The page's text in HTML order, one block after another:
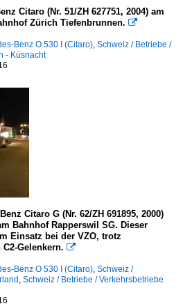
Citaro (Nr. 51/ZH 627751, 2004) am
Zürich Tiefenbrunnen. 
Benz O 530 I (Citaro), Schweiz / Betriebe /
- Küsnacht
Citaro G (Nr. 62/ZH 691895, 2000)
Bahnhof Rapperswil SG. Dieser
Einsatz bei der VZO, trotz
Gelenkern. 
Benz O 530 I (Citaro), Schweiz /
, Schweiz / Betriebe / Verkehrsbetriebe